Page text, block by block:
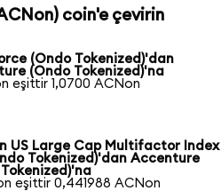
coin'e çevirin
(Ondo Tokenized)'dan
(Ondo Tokenized)'na
eşittir 1,0700 ACNon
US Large Cap Multifactor Index
Tokenized)'dan Accenture
eşittir 0,441988 ACNon